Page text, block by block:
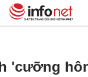
'cưỡng